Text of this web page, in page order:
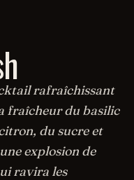
rafraîchissant
fraîcheur du basilic
du sucre et
explosion de
ravira les